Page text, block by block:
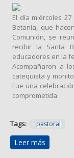
El día miércoles
Betania, que
Comunión, se
recibir la Santa
educadores en la
Acompañaron a
catequista y
Fue una
comprometida.
Tags: pastoral
Leer más